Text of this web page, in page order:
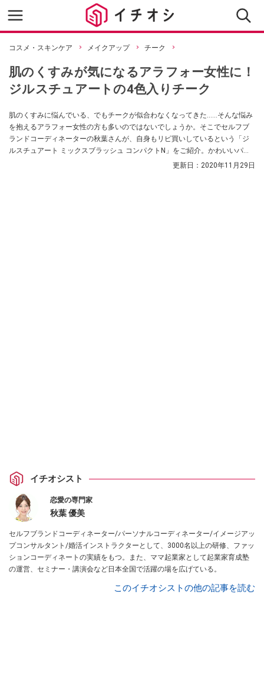
コスメ・スキンケア メイクアップ チーク
肌のくすみが気になるアラフォー女性に！
ジルスチュアートの4色入りチーク
肌のくすみに悩んでいる、でもチークが似合わなくなってきた……そんな悩み
を抱えるアラフォー女性の方も多いのではないでしょうか。そこでセルフブ
ランドコーディネーターの秋葉さんが、自身もリピ買いしているという「ジ
ルスチュアート ミックスブラッシュ コンパクトN」をご紹介。かわいいパッ
ケージだけれどママ世代も頼れるチークなのだとか！更新日： 2020年11月29日
イチオシスト
恋愛の専門家
秋葉 優美
セルフブランドコーディネーター/パーソナルコーディネーター/イメージアッ
プコンサルタント/婚活インストラクターとして、3000名以上の研修、ファッ
ションコーディネートの実績をもつ。また、ママ起業家として起業家育成塾
の運営、セミナー・講演会など日本全国で活躍の場を広げている。
このイチオシストの他の記事を読む